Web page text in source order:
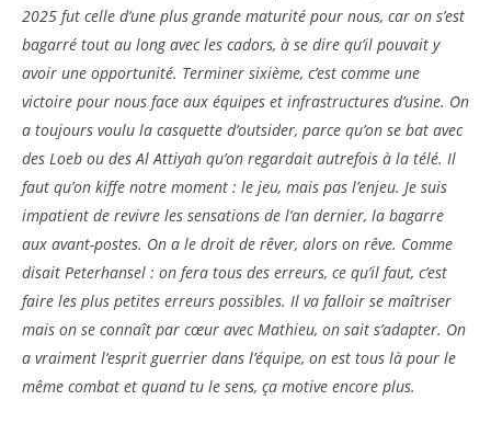
2025 fut celle d’une plus grande maturité pour nous, car on s’est
bagarré tout au long avec les cadors, à se dire qu’il pouvait y
avoir une opportunité. Terminer sixième, c’est comme une
victoire pour nous face aux équipes et infrastructures d’usine. On
a toujours voulu la casquette d’outsider, parce qu’on se bat avec
des Loeb ou des Al Attiyah qu’on regardait autrefois à la télé. Il
faut qu’on kiffe notre moment : le jeu, mais pas l’enjeu. Je suis
impatient de revivre les sensations de l‘an dernier, la bagarre
aux avant-postes. On a le droit de rêver, alors on rêve. Comme
disait Peterhansel : on fera tous des erreurs, ce qu’il faut, c’est
faire les plus petites erreurs possibles. Il va falloir se maîtriser
mais on se connaît par cœur avec Mathieu, on sait s’adapter. On
a vraiment l’esprit guerrier dans l’équipe, on est tous là pour le
même combat et quand tu le sens, ça motive encore plus.